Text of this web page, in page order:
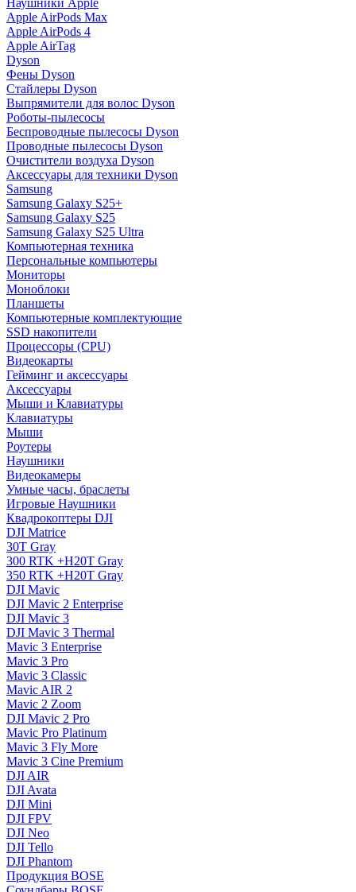
Наушники Apple
Apple AirPods Max
Apple AirPods 4
Apple AirTag
Dyson
Фены Dyson
Стайлеры Dyson
Выпрямители для волос Dyson
Роботы-пылесосы
Беспроводные пылесосы Dyson
Проводные пылесосы Dyson
Очистители воздуха Dyson
Аксессуары для техники Dyson
Samsung
Samsung Galaxy S25+
Samsung Galaxy S25
Samsung Galaxy S25 Ultra
Компьютерная техника
Персональные компьютеры
Мониторы
Моноблоки
Планшеты
Компьютерные комплектующие
SSD накопители
Процессоры (CPU)
Видеокарты
Гейминг и аксессуары
Аксессуары
Мыши и Клавиатуры
Клавиатуры
Мыши
Роутеры
Наушники
Видеокамеры
Умные часы, браслеты
Игровые Наушники
Квадрокоптеры DJI
DJI Matrice
30T Gray
300 RTK +H20T Gray
350 RTK +H20T Gray
DJI Mavic
DJI Mavic 2 Enterprise
DJI Mavic 3
DJI Mavic 3 Thermal
Mavic 3 Enterprise
Mavic 3 Pro
Mavic 3 Сlassic
Mavic AIR 2
Mavic 2 Zoom
DJI Mavic 2 Pro
Mavic Pro Platinum
Mavic 3 Fly More
Mavic 3 Cine Premium
DJI AIR
DJI Avata
DJI Mini
DJI FPV
DJI Neo
DJI Tello
DJI Phantom
Продукция BOSE